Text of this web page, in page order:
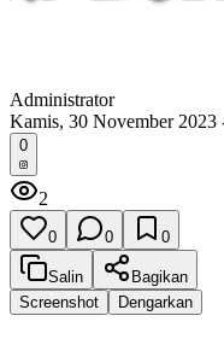
Administrator
Kamis, 30 November
0
2
0 0 0
Salin
Bagikan
Screenshot
Dengarkan